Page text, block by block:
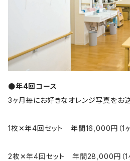
●年4回コース
3ヶ月毎にお好きなオレンジ写真をお送
1枚✕年4回セット 年間16,000円（1ヶ
2枚✕年4回セット 年間28,000円（1